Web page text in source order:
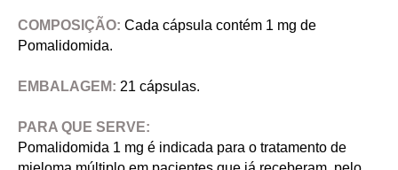
COMPOSIÇÃO: Cada cápsula contém 1 mg de
Pomalidomida.
EMBALAGEM: 21 cápsulas.
PARA QUE SERVE:
Pomalidomida 1 mg é indicada para o tratamento de